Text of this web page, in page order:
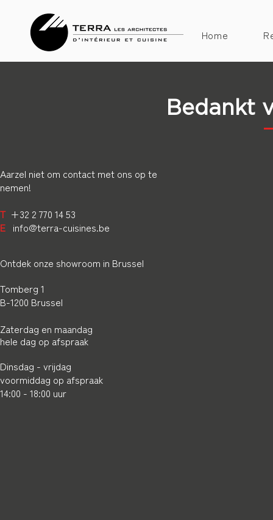
Home
Bedankt
Aarzel niet om contact met ons op te
nemen!
T +32 2 770 14 53
E info@terra-cuisines.be
Ontdek onze showroom in Brussel
Tomberg 1
B-1200 Brussel
Zaterdag en maandag
hele dag op afspraak
Dinsdag - vrijdag
voormiddag op afspraak
14:00 - 18:00 uur